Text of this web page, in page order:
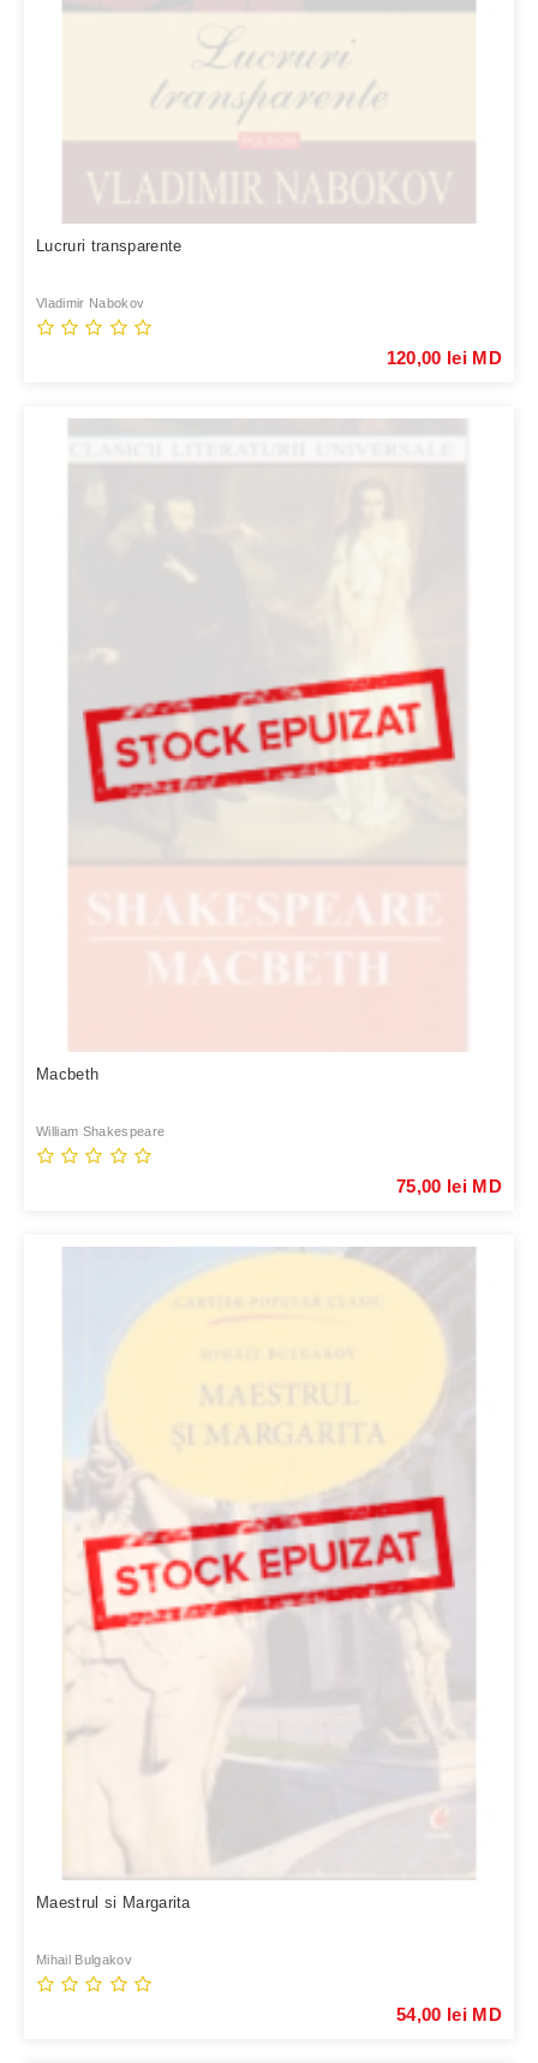
Lucruri transparente
Vladimir Nabokov
120,00 lei MD
Macbeth
William Shakespeare
75,00 lei MD
Maestrul si Margarita
Mihail Bulgakov
54,00 lei MD